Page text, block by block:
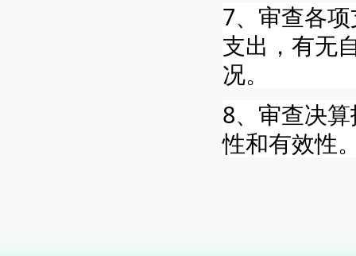
7、审查各
支出，有无
况。
8、审查决
性和有效性